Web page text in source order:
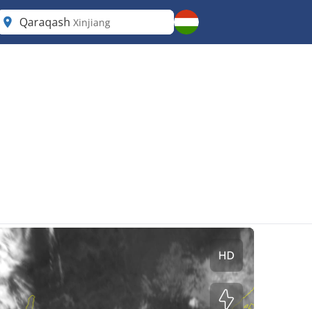
Qaraqash Xinjiang